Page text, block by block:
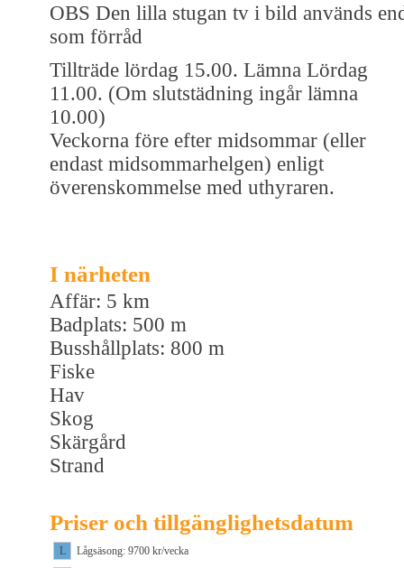
OBS Den lilla stugan tv i bild används
som förråd
Tillträde lördag 15.00. Lämna Lördag
11.00. (Om slutstädning ingår lämna
10.00)
Veckorna före efter midsommar (eller
endast midsommarhelgen) enligt
överenskommelse med uthyraren.
I närheten
Affär: 5 km
Badplats: 500 m
Busshållplats: 800 m
Fiske
Hav
Skog
Skärgård
Strand
Priser och tillgänglighetsdatum
L
Lågsäsong: 9700 kr/vecka